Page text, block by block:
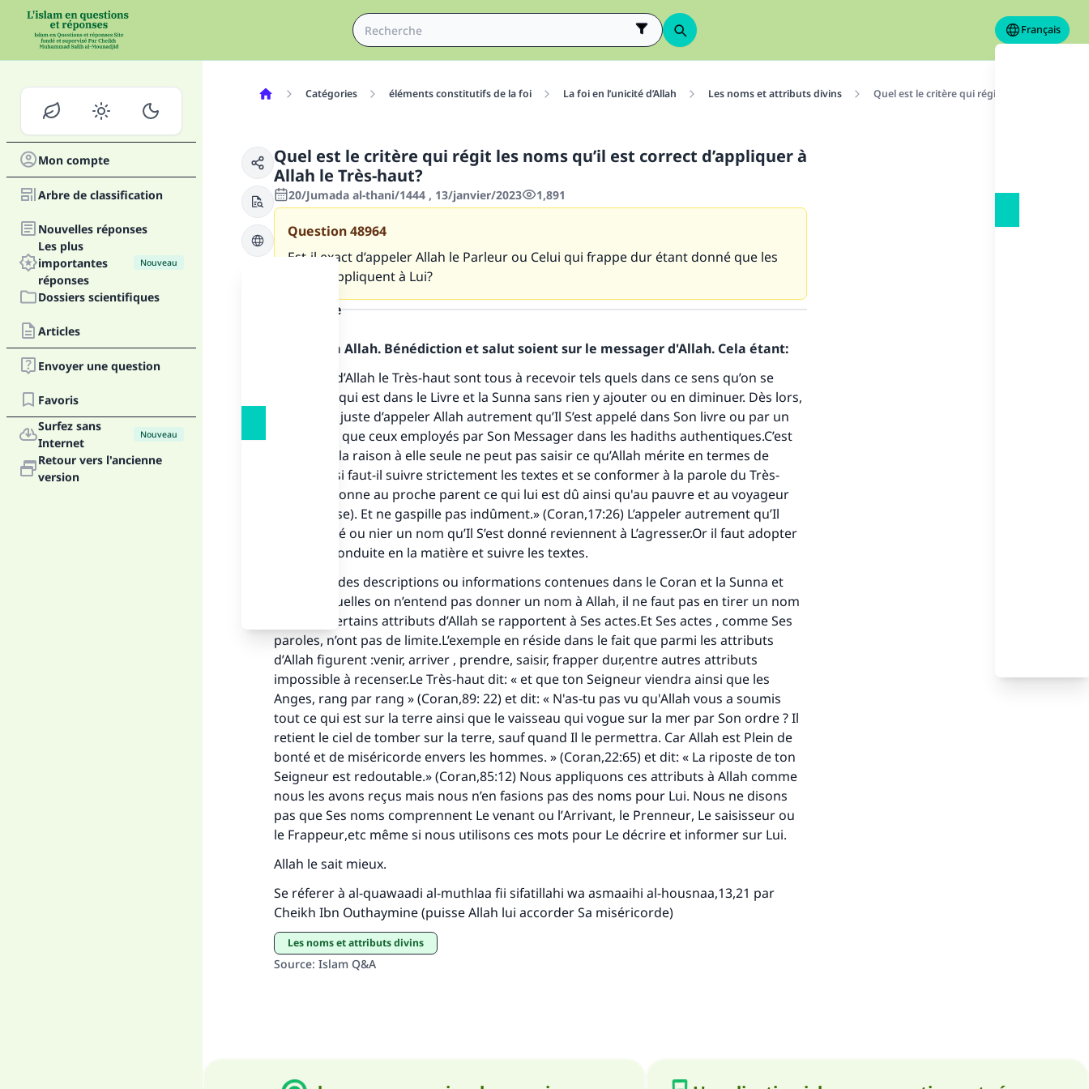
Français
Mon compte
Arbre de classification
Nouvelles réponses
Les plus
importantes
réponses
Nouveau
Dossiers scientifiques
Articles
Envoyer une question
Favoris
Surfez sans
Internet
Nouveau
Retour vers l'ancienne
version
Catégories éléments constitutifs de la foi La foi en l’unicité d’Allah Les noms et attributs divins Quel est le critère qui régit les noms qu’il est
Quel est le critère qui régit les noms qu’il est correct d’appliquer à
Allah le Très-haut?
20/Jumada al-thani/1444 , 13/janvier/2023 1,891
Question48964
Est-il exact d’appeler Allah le Parleur ou Celui qui frappe dur étant donné que les
deux s’appliquent à Lui?
la réponse
Louange à Allah. Bénédiction et salut soient sur le messager d'Allah. Cela étant:
Les noms d’Allah le Très-haut sont tous à recevoir tels quels dans ce sens qu’on se
limite à ce qui est dans le Livre et la Sunna sans rien y ajouter ou en diminuer. Dès lors,
il n’est pas juste d’appeler Allah autrement qu’Il S’est appelé dans Son livre ou par un
nom autre que ceux employés par Son Messager dans les hadiths authentiques.C’est
parce que la raison à elle seule ne peut pas saisir ce qu’Allah mérite en termes de
noms.Aussi faut-il suivre strictement les textes et se conformer à la parole du Très-
haut: «Et donne au proche parent ce qui lui est dû ainsi qu'au pauvre et au voyageur
(en détresse). Et ne gaspille pas indûment.» (Coran,17:26) L’appeler autrement qu’Il
S’est appelé ou nier un nom qu’Il S’est donné reviennent à L’agresser.Or il faut adopter
la bonne conduite en la matière et suivre les textes.
S’agissant des descriptions ou informations contenues dans le Coran et la Sunna et
dans les quelles on n’entend pas donner un nom à Allah, il ne faut pas en tirer un nom
pour Lui.Certains attributs d’Allah se rapportent à Ses actes.Et Ses actes , comme Ses
paroles, n’ont pas de limite.L’exemple en réside dans le fait que parmi les attributs
d’Allah figurent :venir, arriver , prendre, saisir, frapper dur,entre autres attributs
impossible à recenser.Le Très-haut dit: « et que ton Seigneur viendra ainsi que les
Anges, rang par rang » (Coran,89: 22) et dit: « N'as-tu pas vu qu'Allah vous a soumis
tout ce qui est sur la terre ainsi que le vaisseau qui vogue sur la mer par Son ordre ? Il
retient le ciel de tomber sur la terre, sauf quand Il le permettra. Car Allah est Plein de
bonté et de miséricorde envers les hommes. » (Coran,22:65) et dit: « La riposte de ton
Seigneur est redoutable.» (Coran,85:12) Nous appliquons ces attributs à Allah comme
nous les avons reçus mais nous n’en fasions pas des noms pour Lui. Nous ne disons
pas que Ses noms comprennent Le venantou l’Arrivant, le Prenneur, Le saisisseurou
le Frappeur,etc même si nous utilisons ces mots pour Le décrire et informer sur Lui.
Allah le sait mieux.
Se réferer à al-quawaadi al-muthlaa fii sifatillahi wa asmaaihi al-housnaa,13,21 par
Cheikh Ibn Outhaymine (puisse Allah lui accorder Sa miséricorde)
Les noms et attributs divins
Source: Islam Q&A
Faites une différence dans la vie de millions de
personnes grâce à votre contribution
Aidez nous à apporter des réponses.
Le Messager d'Allah (Paix sur lui) a dit:
"Celui qui indique une bonne action obtient la même récompense
que celui qui le fait."
(MOUSLIM 1893)
Soutenez IslamQA